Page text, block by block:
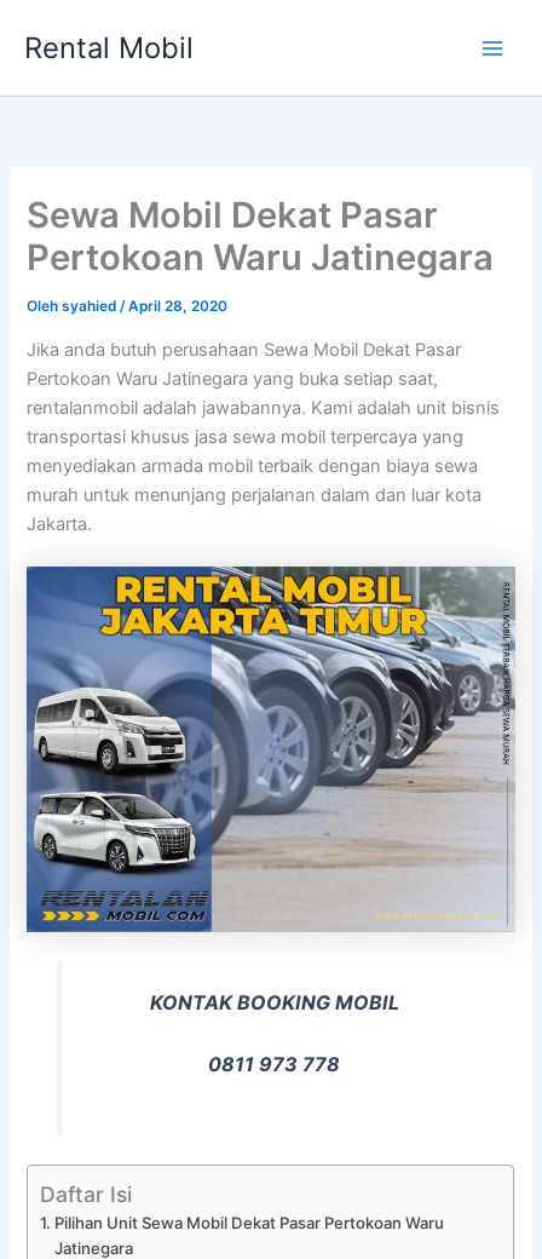
Rental Mobil
Sewa Mobil Dekat Pasar
Pertokoan Waru Jatinegara
Olehsyahied/April 28, 2020
Jika anda butuh perusahaan Sewa Mobil Dekat Pasar
Pertokoan Waru Jatinegara yang buka setiap saat,
rentalanmobil adalah jawabannya. Kami adalah unit bisnis
transportasi khusus jasa sewa mobil terpercaya yang
menyediakan armada mobil terbaik dengan biaya sewa
murah untuk menunjang perjalanan dalam dan luar kota
Jakarta.
KONTAK BOOKING MOBIL
0811 973 778
Daftar Isi
Pilihan Unit Sewa Mobil Dekat Pasar Pertokoan Waru
Jatinegara